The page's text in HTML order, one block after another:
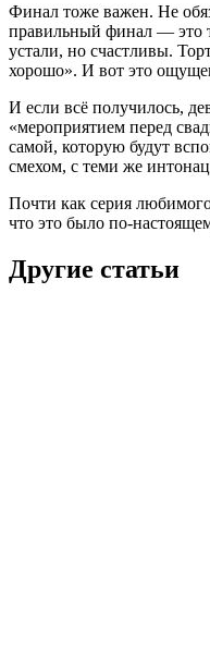
Финал тоже важен. Не
правильный финал — это
устали, но счастливы.
хорошо». И вот это
И если всё получилось,
«мероприятием перед
самой, которую будут
смехом, с теми же
Почти как серия
что это было по-
Другие статьи